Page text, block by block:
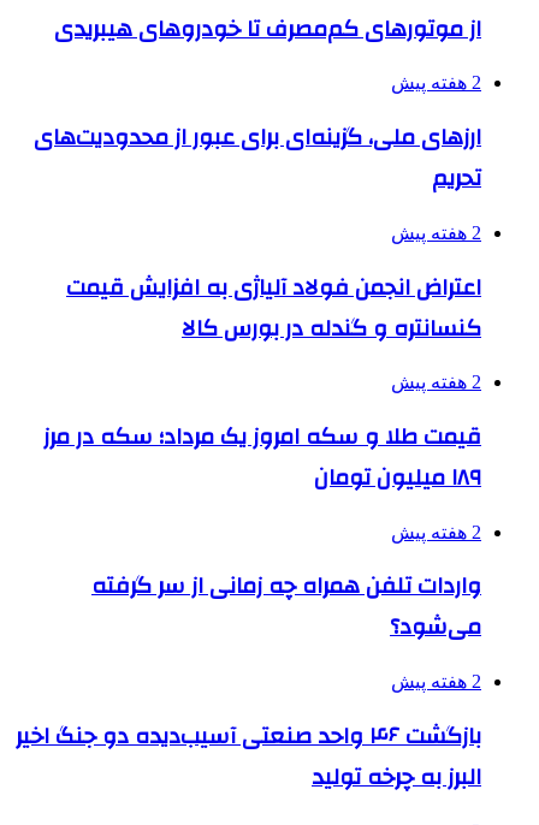
از موتورهای کم‌مصرف تا خودروهای هیبریدی
2 هفته پیش
ارزهای ملی، گزینه‌ای برای عبور از محدودیت‌های
تحریم
2 هفته پیش
اعتراض انجمن فولاد آلیاژی به افزایش قیمت
کنسانتره و گندله در بورس کالا
2 هفته پیش
قیمت طلا و سکه امروز یک مرداد؛ سکه در مرز
۱۸۹ میلیون تومان
2 هفته پیش
واردات تلفن همراه چه زمانی از سر گرفته
می‌شود؟
2 هفته پیش
بازگشت ۴۶ واحد صنعتی آسیب‌دیده دو جنگ اخیر
البرز به چرخه تولید